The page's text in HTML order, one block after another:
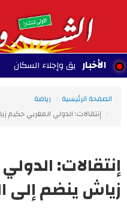
الأخبار
حريق وإجلاء السكان 22:20 - 2026/08/09
الصفحة الرئيسية
رياضة
إنتقالات: الدولي المغربي حكيم
إنتقالات:
زياش ينضم إلى